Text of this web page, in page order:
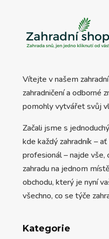
Vítejte v našem
zahradničení a odborné
pomohly vytvářet svůj
Začali jsme s
kde každý zahradník –
profesionál – najde
zahradu na jednom
obchodu, který je nyní
všechno, co se týče
Kategorie